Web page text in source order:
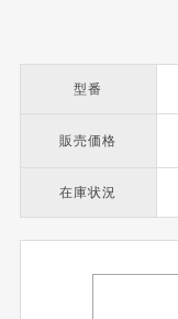
型番
販売価格
在庫状況